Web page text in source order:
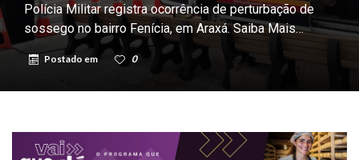
Polícia Militar registra ocorrência de perturbação de
sossego no bairro Fenícia, em Araxá. Saiba Mais…
Postado em 0